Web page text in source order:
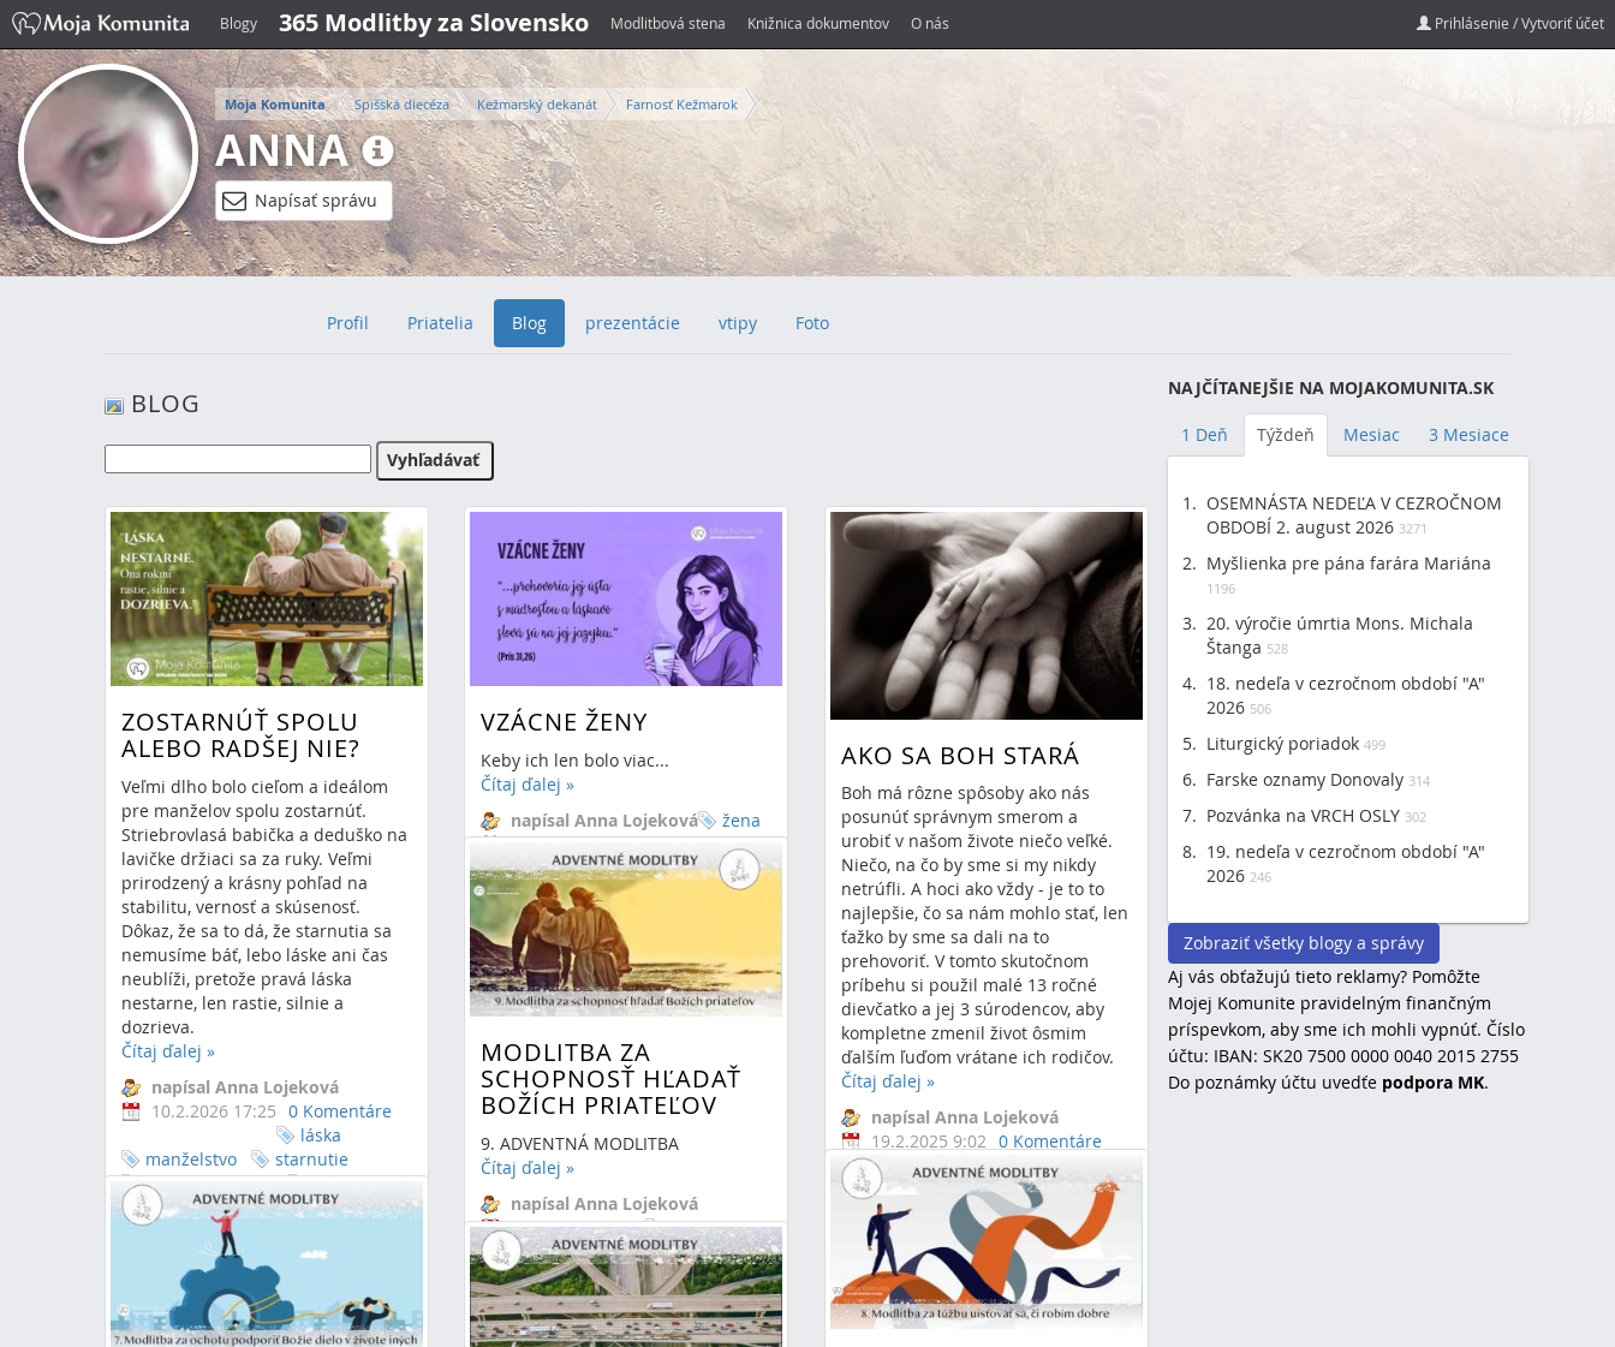
Blogy 365 Modlitby za Slovensko Modlitbová stena Knižnica dokumentov O nás Prihlásenie / Vytvoriť účet
Moja Komunita Spišská diecéza Kežmarský dekanát Farnosť Kežmarok
ANNA
Napísať správu
Profil Priatelia Blog prezentácie vtipy Foto
BLOG
ZOSTARNÚŤ SPOLU
ALEBO RADŠEJ NIE?
Veľmi dlho bolo cieľom a ideálom
pre manželov spolu zostarnúť.
Striebrovlasá babička a deduško na
lavičke držiaci sa za ruky. Veľmi
prirodzený a krásny pohľad na
stabilitu, vernosť a skúsenosť.
Dôkaz, že sa to dá, že starnutia sa
nemusíme báť, lebo láske ani čas
neublíži, pretože pravá láska
nestarne, len rastie, silnie a
dozrieva.
Čítaj ďalej »
napísal Anna Lojeková
10.2.2026 17:25 0 Komentáre
láska
manželstvo
starnutie
manželský ideál
zostarnúť
spolu
manželia
VZÁCNE ŽENY
Keby ich len bolo viac...
Čítaj ďalej »
napísal Anna Lojeková
11.3.2025 13:20 0 Komentáre
žena
vzácna žena
ženské srdce
AKO SA BOH STARÁ
Boh má rôzne spôsoby ako nás
posunúť správnym smerom a
urobiť v našom živote niečo veľké.
Niečo, na čo by sme si my nikdy
netrúfli. A hoci ako vždy - je to to
najlepšie, čo sa nám mohlo stať, len
ťažko by sme sa dali na to
prehovoriť. V tomto skutočnom
príbehu si použil malé 13 ročné
dievčatko a jej 3 súrodencov, aby
kompletne zmenil život ôsmim
ďalším ľuďom vrátane ich rodičov.
Čítaj ďalej »
napísal Anna Lojeková
19.2.2025 9:02 0 Komentáre
svedectvo
skutočný príbeh
božia
láska
adopcia
MODLITBA ZA
SCHOPNOSŤ HĽADAŤ
BOŽÍCH PRIATEĽOV
9. ADVENTNÁ MODLITBA
Čítaj ďalej »
napísal Anna Lojeková
15.12.2024 22:11
0 Komentáre
adventná
modlitba
advent
NAJČÍTANEJŠIE NA MOJAKOMUNITA.SK
1 Deň Týždeň Mesiac 3 Mesiace
OSEMNÁSTA NEDEĽA V CEZROČNOM
OBDOBÍ 2. august 2026 3271
Myšlienka pre pána farára Mariána
1196
20. výročie úmrtia Mons. Michala
Štanga 528
18. nedeľa v cezročnom období "A"
2026 506
Liturgický poriadok 499
Farske oznamy Donovaly 314
Pozvánka na VRCH OSLY 302
19. nedeľa v cezročnom období "A"
2026 246
Zobraziť všetky blogy a správy
Aj vás obťažujú tieto reklamy? Pomôžte
Mojej Komunite pravidelným finančným
príspevkom, aby sme ich mohli vypnúť. Číslo
účtu: IBAN: SK20 7500 0000 0040 2015 2755
Do poznámky účtu uvedťe podpora MK.